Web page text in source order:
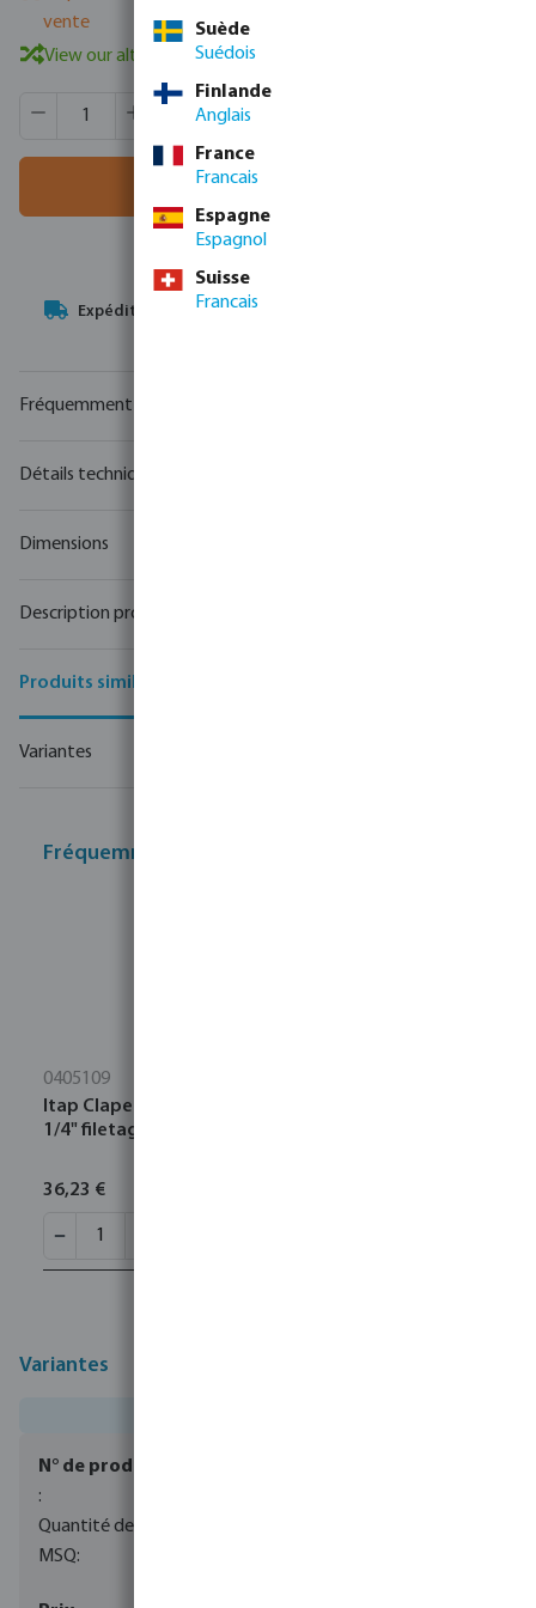
vente
View our alternative products
Quantité de produit : Entrez la quantité souhaitée ou
Quantité de boîtes:
Ajouter au panier
Votrepartenaire commercial
0405109
Itap Clapet anti-retour équilibré par ressort laiton 1
Suède
Suédois
Finlande
Anglais
France
Francais
Espagne
Espagnol
Suisse
Francais